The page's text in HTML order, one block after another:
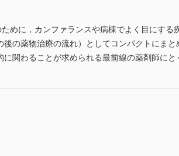
めに，カンファランスや病棟でよく目にす
の薬物治療の流れ）としてコンパクトにま
関わることが求められる最前線の薬剤師にと